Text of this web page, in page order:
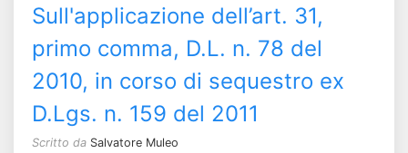
Sull'applicazione dell’art. 31,
primo comma, D.L. n. 78 del
2010, in corso di sequestro ex
D.Lgs. n. 159 del 2011
Scritto da Salvatore Muleo